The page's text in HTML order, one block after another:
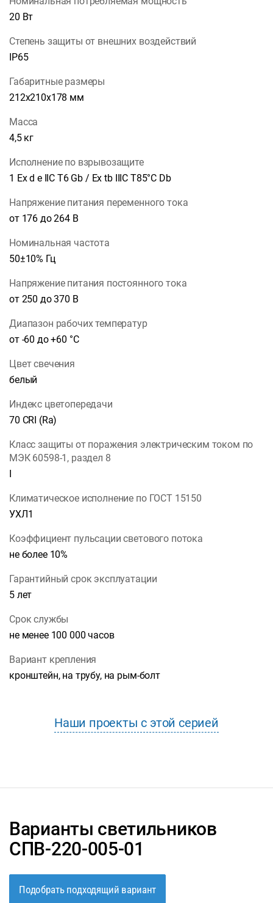
20 Вт
Степень защиты от внешних воздействий
IP65
Габаритные размеры
212х210х178 мм
Масса
4,5 кг
Исполнение по взрывозащите
1 Ex d e IIС T6 Gb / Ex tb IIIC Т85°С Db
Напряжение питания переменного тока
от 176 до 264 В
Номинальная частота
50±10% Гц
Напряжение питания постоянного тока
от 250 до 370 В
Диапазон рабочих температур
от -60 до +60 °С
Цвет свечения
белый
Индекс цветопередачи
70 CRI (Ra)
Класс защиты от поражения электрическим током по
МЭК 60598-1, раздел 8
Климатическое исполнение по ГОСТ 15150
УХЛ1
Коэффициент пульсации светового потока
не более 10%
Гарантийный срок эксплуатации
5 лет
Срок службы
не менее 100 000 часов
Вариант крепления
кронштейн, на трубу, на рым-болт
Наши проекты с этой серией
Варианты светильников
СПВ-220-005-01
Подобрать подходящий вариант